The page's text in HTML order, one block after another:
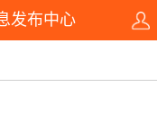
发布中心